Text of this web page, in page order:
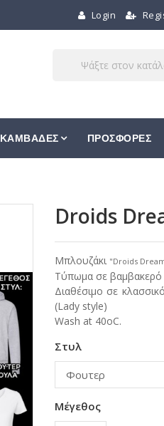
Login
ΚΑΜΒΑΔΕΣ ΠΡΟΣΦΟΡΕΣ
Droids
Μπλουζάκι "Droids
Τύπωμα σε βαμβακερό
Διαθέσιμο σε
(Lady style)
Wash at 40oC.
Στυλ
Μέγεθος